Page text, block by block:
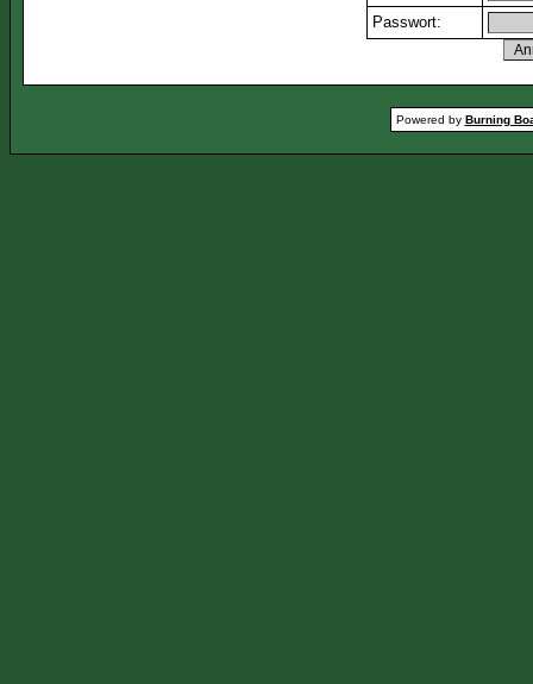
Passwort:
Powered by Burning